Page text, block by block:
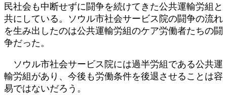
民社会も中断せずに闘争を続けてきた公共運輸労組と
共にしている。ソウル市社会サービス院の闘争の流れ
を生み出したのは公共運輸労組のケア労働者たちの闘
争だった。
ソウル市社会サービス院には過半労組である公共運
輸労組があり、今後も労働条件を後退させることは容
易ではないだろう。